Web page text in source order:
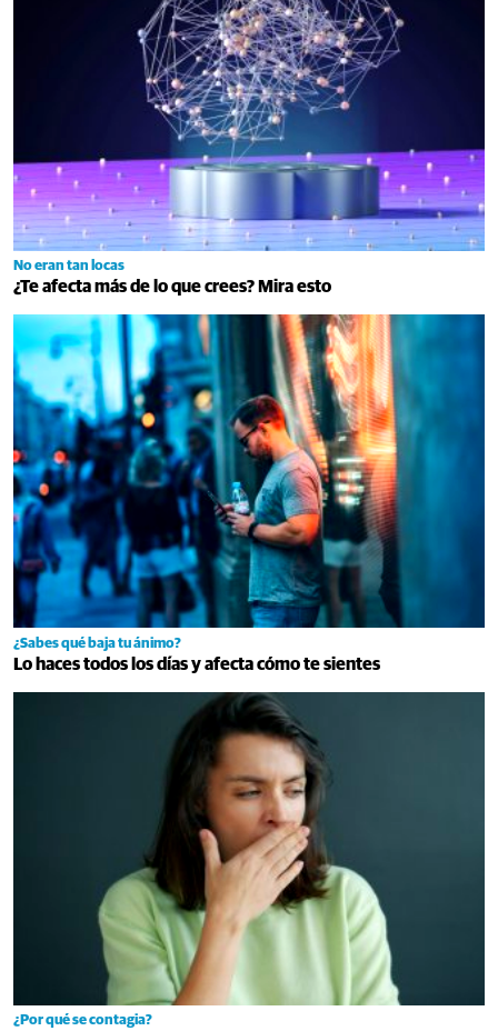
No eran tan locas
¿Te afecta más de lo que crees? Mira esto
¿Sabes qué baja tu ánimo?
Lo haces todos los días y afecta cómo te sientes
¿Por qué se contagia?